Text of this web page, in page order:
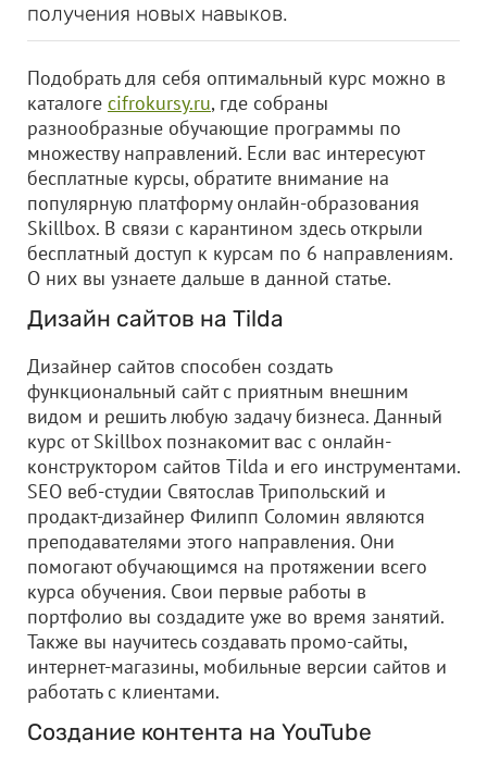
получения новых навыков.
Подобрать для себя оптимальный курс можно в
каталоге cifrokursy.ru, где собраны
разнообразные обучающие программы по
множеству направлений. Если вас интересуют
бесплатные курсы, обратите внимание на
популярную платформу онлайн-образования
Skillbox. В связи с карантином здесь открыли
бесплатный доступ к курсам по 6 направлениям.
О них вы узнаете дальше в данной статье.
Дизайн сайтов на Tilda
Дизайнер сайтов способен создать
функциональный сайт с приятным внешним
видом и решить любую задачу бизнеса. Данный
курс от Skillbox познакомит вас с онлайн-
конструктором сайтов Tilda и его инструментами.
SEO веб-студии Святослав Трипольский и
продакт-дизайнер Филипп Соломин являются
преподавателями этого направления. Они
помогают обучающимся на протяжении всего
курса обучения. Свои первые работы в
портфолио вы создадите уже во время занятий.
Также вы научитесь создавать промо-сайты,
интернет-магазины, мобильные версии сайтов и
работать с клиентами.
Создание контента на YouTube